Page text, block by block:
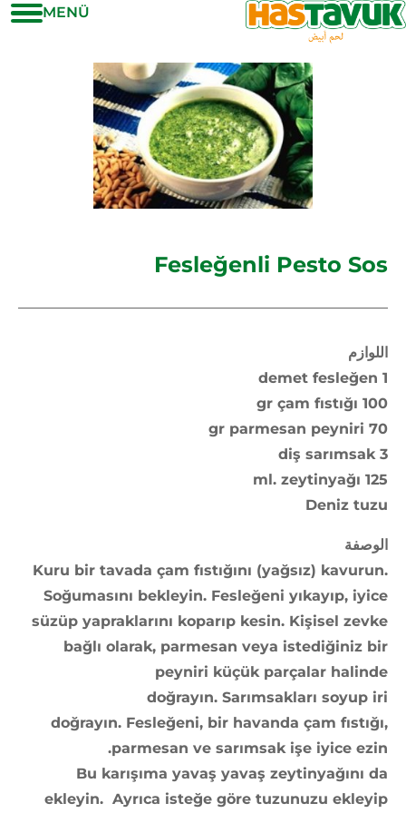
MENÜ
Fesleğenli Pesto Sos
اللوازم
1 demet fesleğen
100 gr çam fıstığı
70 gr parmesan peyniri
3 diş sarımsak
125 ml. zeytinyağı
Deniz tuzu
الوصفة
Kuru bir tavada çam fıstığını (yağsız) kavurun.
Soğumasını bekleyin. Fesleğeni yıkayıp, iyice
süzüp yapraklarını koparıp kesin. Kişisel zevke
bağlı olarak, parmesan veya istediğiniz bir
peyniri küçük parçalar halinde
doğrayın. Sarımsakları soyup iri
doğrayın. Fesleğeni, bir havanda çam fıstığı,
parmesan ve sarımsak işe iyice ezin.
Bu karışıma yavaş yavaş zeytinyağını da
ekleyin. Ayrıca isteğe göre tuzunuzu ekleyip